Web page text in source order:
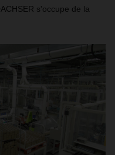
s'occupe de la